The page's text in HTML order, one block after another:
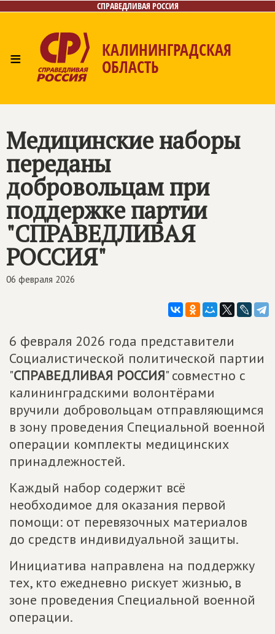
СПРАВЕДЛИВАЯ РОССИЯ
≡ КАЛИНИНГРАДСКАЯ
ОБЛАСТЬ
Медицинские наборы
переданы
добровольцам при
поддержке партии
"СПРАВЕДЛИВАЯ
РОССИЯ"
06 февраля 2026
6 февраля 2026 года представители
Социалистической политической партии
"СПРАВЕДЛИВАЯ РОССИЯ" совместно с
калининградскими волонтёрами
вручили добровольцам отправляющимся
в зону проведения Специальной военной
операции комплекты медицинских
принадлежностей.
Каждый набор содержит всё
необходимое для оказания первой
помощи: от перевязочных материалов
до средств индивидуальной защиты.
Инициатива направлена на поддержку
тех, кто ежедневно рискует жизнью, в
зоне проведения Специальной военной
операции.